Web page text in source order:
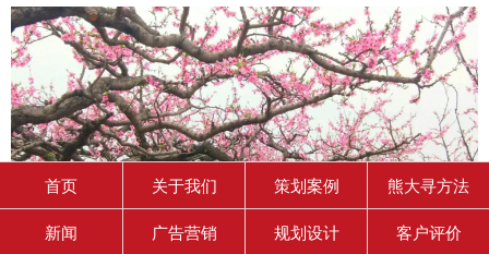
首页 关于我们 策划案例 熊大寻方法
新闻 广告营销 规划设计 客户评价